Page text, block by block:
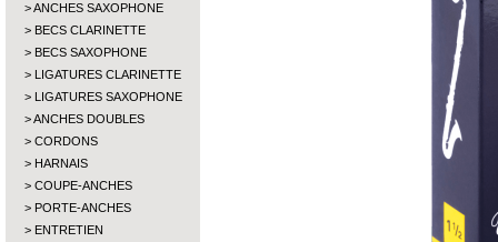
ANCHES SAXOPHONE
BECS CLARINETTE
BECS SAXOPHONE
LIGATURES CLARINETTE
LIGATURES SAXOPHONE
ANCHES DOUBLES
CORDONS
HARNAIS
COUPE-ANCHES
PORTE-ANCHES
ENTRETIEN